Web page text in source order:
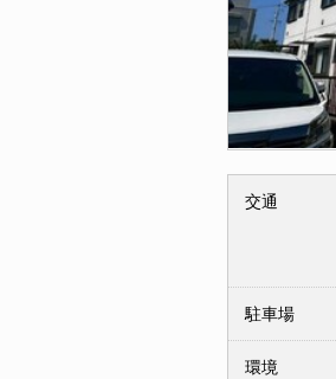
交通
駐車場
環境